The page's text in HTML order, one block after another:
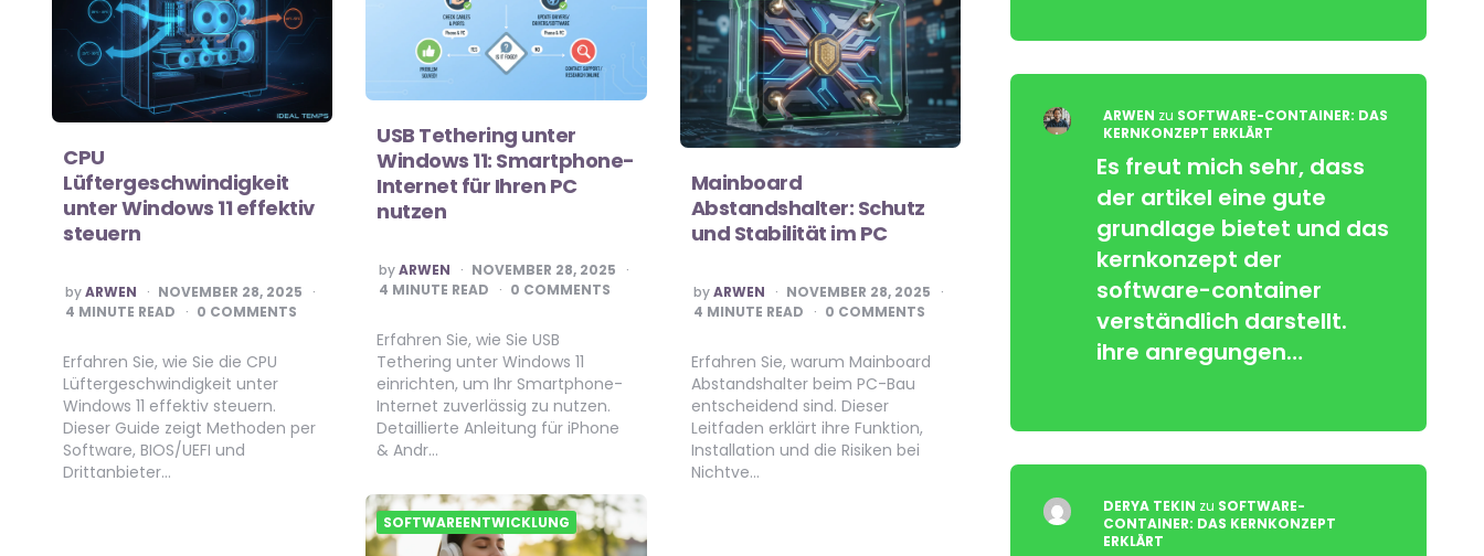
USB Tethering unter
Windows 11: Smartphone-
Internet für Ihren PC
nutzen
POSTED
BY
by ARWEN
NOVEMBER 28, 2025
4 MINUTE READ 0 COMMENTS
Erfahren Sie, wie Sie USB
Tethering unter Windows 11
einrichten, um Ihr Smartphone-
Internet zuverlässig zu nutzen.
Detaillierte Anleitung für iPhone
& Andr…
CPU
Lüftergeschwindigkeit
unter Windows 11 effektiv
steuern
POSTED
BY
byARWEN
NOVEMBER 28, 2025
4 MINUTE READ 0 COMMENTS
Erfahren Sie, wie Sie die CPU
Lüftergeschwindigkeit unter
Windows 11 effektiv steuern.
Dieser Guide zeigt Methoden per
Software, BIOS/UEFI und
Drittanbieter…
Mainboard
Abstandshalter: Schutz
und Stabilität im PC
POSTED
BY
byARWEN
NOVEMBER 28, 2025
4 MINUTE READ 0 COMMENTS
Erfahren Sie, warum Mainboard
Abstandshalter beim PC-Bau
entscheidend sind. Dieser
Leitfaden erklärt ihre Funktion,
Installation und die Risiken bei
Nichtve…
SOFTWAREENTWICKLUNG
ARWEN zu SOFTWARE-CONTAINER: DAS
KERNKONZEPT ERKLÄRT
Es freut mich sehr, dass
der artikel eine gute
grundlage bietet und das
kernkonzept der
software-container
verständlich darstellt.
ihre anregungen…
DERYA TEKIN zu SOFTWARE-
CONTAINER: DAS KERNKONZEPT
ERKLÄRT